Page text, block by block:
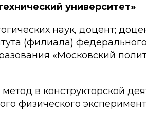
университет»
наук, доцент;
(филиала)
«Московский
в конструкторской
физического